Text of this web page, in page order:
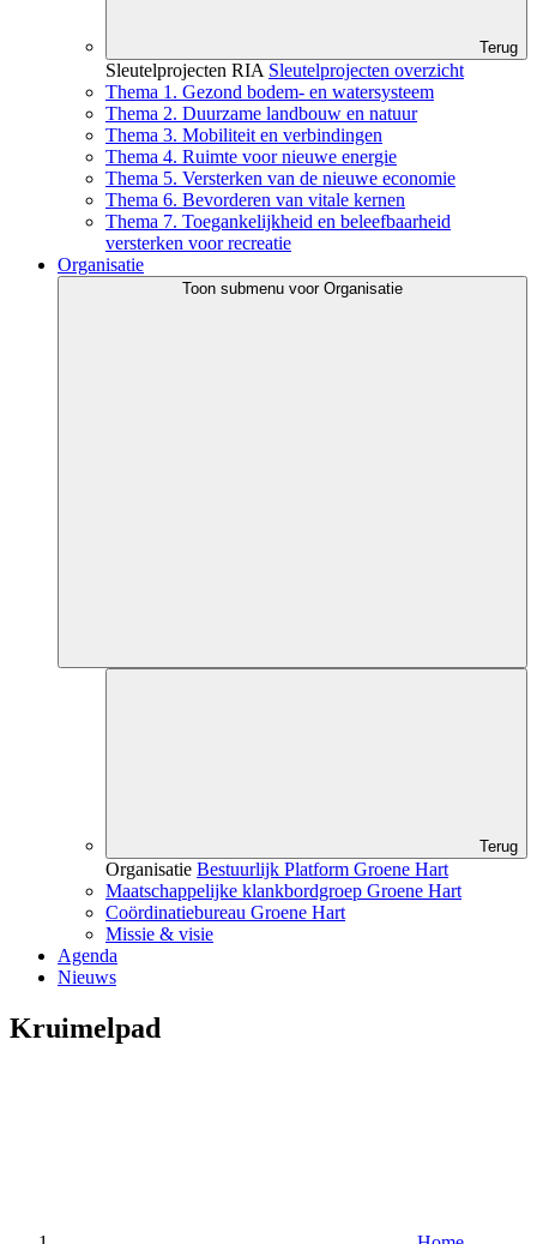
Terug
Sleutelprojecten RIA Sleutelprojecten overzicht
Thema 1. Gezond bodem- en watersysteem
Thema 2. Duurzame landbouw en natuur
Thema 3. Mobiliteit en verbindingen
Thema 4. Ruimte voor nieuwe energie
Thema 5. Versterken van de nieuwe economie
Thema 6. Bevorderen van vitale kernen
Thema 7. Toegankelijkheid en beleefbaarheid
versterken voor recreatie
Organisatie
Toon submenu voor Organisatie
Terug
Organisatie Bestuurlijk Platform Groene Hart
Maatschappelijke klankbordgroep Groene Hart
Coördinatiebureau Groene Hart
Missie & visie
Agenda
Nieuws
Kruimelpad